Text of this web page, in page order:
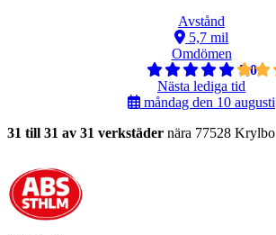
Avstånd
5,7 mil
Omdömen
5,0
Nästa lediga tid
måndag den 10 augusti
31 till 31 av 31 verkstäder nära 77528 Krylbo